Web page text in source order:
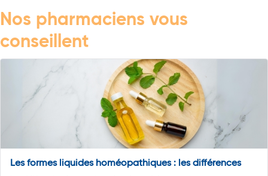
Nos pharmaciens vous
conseillent
Les formes liquides homéopathiques : les différences